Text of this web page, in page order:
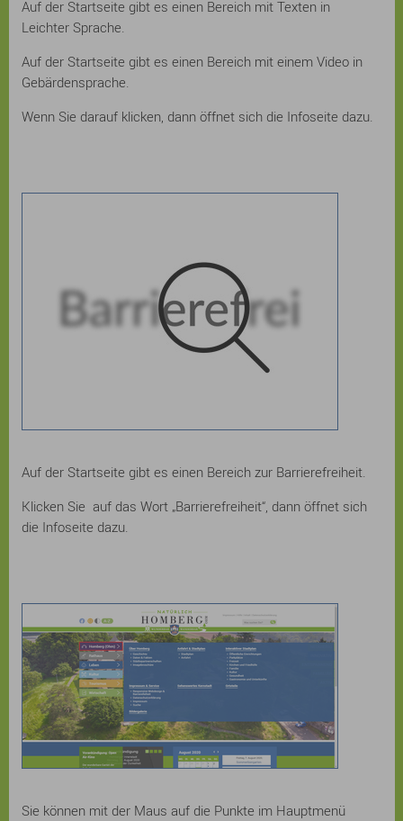
Auf der Startseite gibt es einen Bereich mit Texten in
Leichter Sprache.
Auf der Startseite gibt es einen Bereich mit einem Video in
Gebärdensprache.
Wenn Sie darauf klicken, dann öffnet sich die Infoseite dazu.
Auf der Startseite gibt es einen Bereich zur Barrierefreiheit.
Klicken Sie auf das Wort „Barrierefreiheit“, dann öffnet sich
die Infoseite dazu.
Sie können mit der Maus auf die Punkte im Hauptmenü